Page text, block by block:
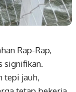
Rap-Rap,
signifikan.
tepi jauh,